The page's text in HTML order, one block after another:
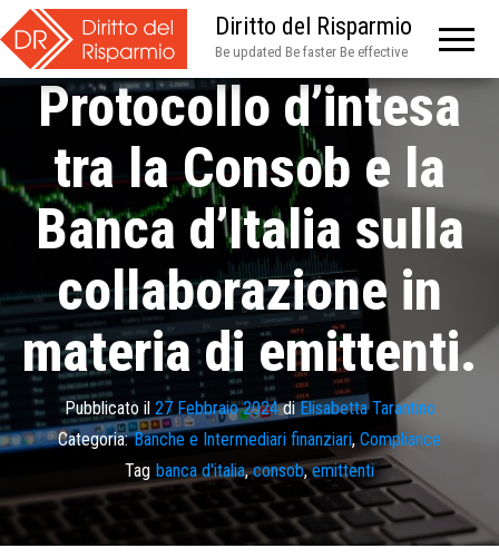
Diritto del Risparmio
Be updated Be faster Be effective
Protocollo d’intesa
tra la Consob e la
Banca d’Italia sulla
collaborazione in
materia di emittenti.
Pubblicato il 27 Febbraio 2024diElisabetta Tarantino
Categoria: Banche e Intermediari finanziari, Compliance
Tag banca d'italia,consob,emittenti